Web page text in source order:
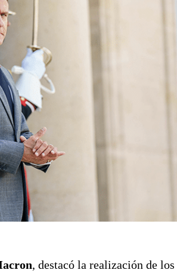
, destacó la realización de los